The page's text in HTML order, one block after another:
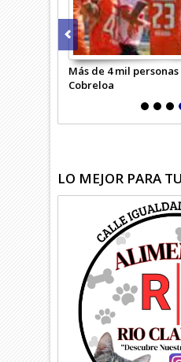
Más de 4 mil
Cobreloa
LO MEJOR PARA